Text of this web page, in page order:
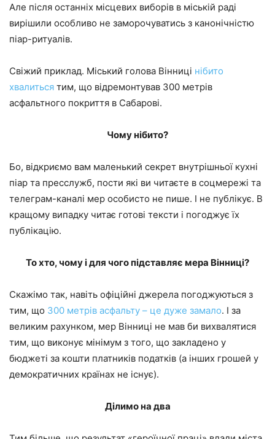
Але після останніх місцевих виборів в міській раді
вирішили особливо не заморочуватись з канонічністю
піар-ритуалів.
Свіжий приклад. Міський голова Вінниці нібито
хвалиться тим, що відремонтував 300 метрів
асфальтного покриття в Сабарові.
Чому нібито?
Бо, відкриємо вам маленький секрет внутрішньої кухні
піар та пресслужб, пости які ви читаєте в соцмережі та
телеграм-каналі мер особисто не пише. І не публікує. В
кращому випадку читає готові тексти і погоджує їх
публікацію.
То хто, чому і для чого підставляє мера Вінниці?
Скажімо так, навіть офіційні джерела погоджуються з
тим, що 300 метрів асфальту – це дуже замало. І за
великим рахунком, мер Вінниці не мав би вихвалятися
тим, що виконує мінімум з того, що закладено у
бюджеті за кошти платників податків (а інших грошей у
демократичних країнах не існує).
Ділимо на два